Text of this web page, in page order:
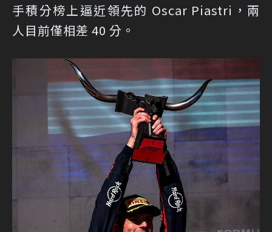
手積分榜上逼近領先的 Oscar Piastri，兩
人目前僅相差 40 分。